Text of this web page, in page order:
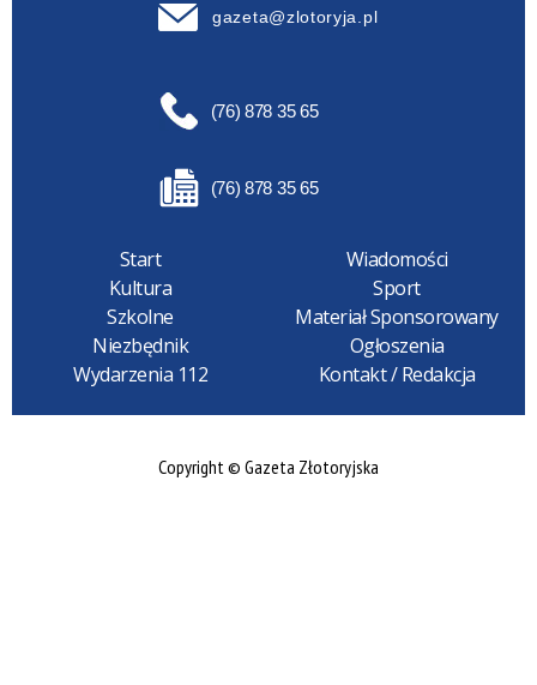
gazeta@zlotoryja.pl
(76) 878 35 65
(76) 878 35 65
Start
Wiadomości
Kultura
Sport
Szkolne
Materiał Sponsorowany
Niezbędnik
Ogłoszenia
Wydarzenia 112
Kontakt / Redakcja
Copyright © Gazeta Złotoryjska